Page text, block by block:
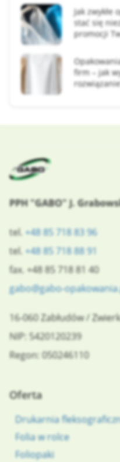
Jak
stać się
promocji
firm – jak
PPH "GABO" J.
tel. +48 85 718 83 96
tel. +48 85 718 88 91
fax. +48 85 718 81 40
gabo@gabo-
16-060Zabłudów/
NIP: 5420120239
Regon: 050246110
Oferta
Drukarnia
Folia w rolce
Foliopaki